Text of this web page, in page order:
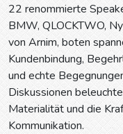
22 renommierte
BMW, QLOCKTWO,
von Arnim, boten
Kundenbindung,
und echte
Diskussionen
Materialität und die
Kommunikation.